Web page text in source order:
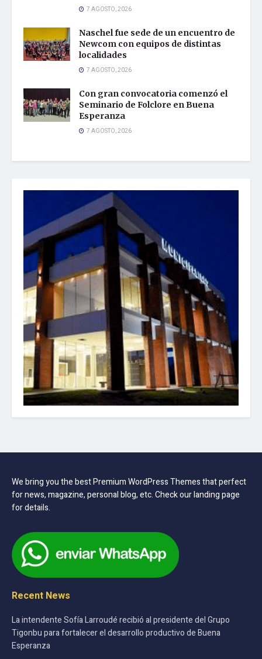
7 AGOSTO, 2026
Naschel fue sede de un encuentro de
Newcom con equipos de distintas
localidades
7 AGOSTO, 2026
Con gran convocatoria comenzó el
Seminario de Folclore en Buena
Esperanza
7 AGOSTO, 2026
We bring you the best Premium WordPress Themes that perfect
for news, magazine, personal blog, etc. Check our landing page
for details.
Recent News
La intendente Sofía Larroudé recibió al presidente del Grupo
Tigonbu para fortalecer el desarrollo productivo de Buena
Esperanza